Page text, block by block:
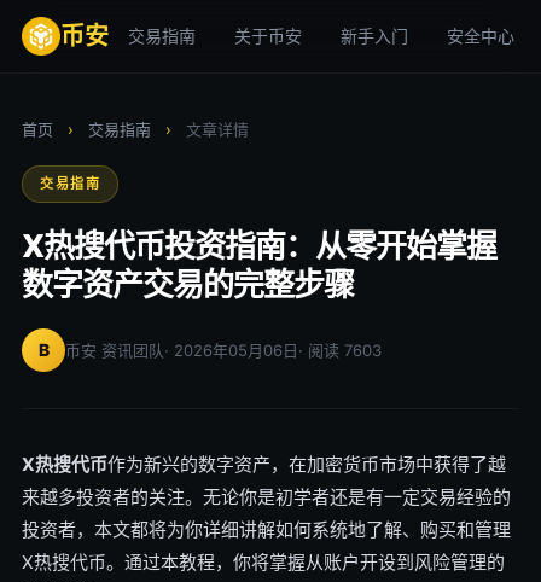
币安 交易指南 关于币安 新手入门 安全中心
首页 › 交易指南 › 文章详情
交易指南
X热搜代币投资指南：从零开始掌握
数字资产交易的完整步骤
B 币安 资讯团队· 2026年05月06日· 阅读 7603
X热搜代币作为新兴的数字资产，在加密货币市场中获得了越
来越多投资者的关注。无论你是初学者还是有一定交易经验的
投资者，本文都将为你详细讲解如何系统地了解、购买和管理
X热搜代币。通过本教程，你将掌握从账户开设到风险管理的